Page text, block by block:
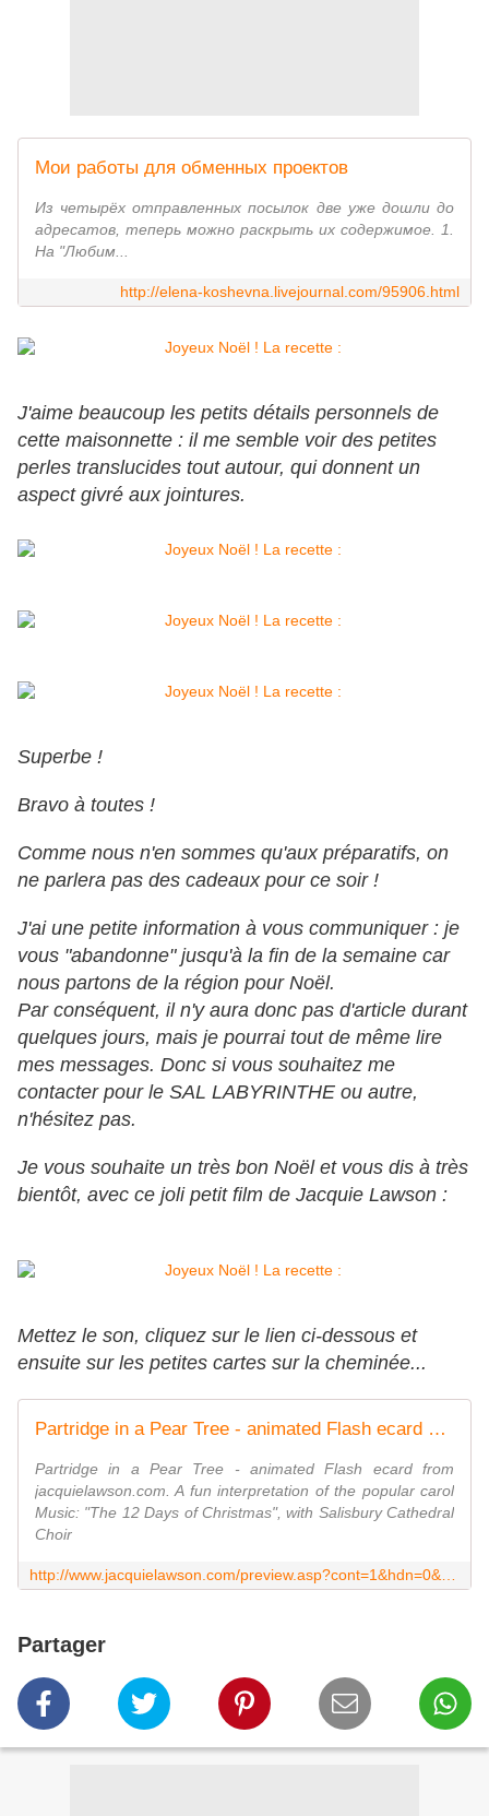
Мои работы для обменных проектов
Из четырёх отправленных посылок две уже дошли до
адресатов, теперь можно раскрыть их содержимое. 1.
На "Любим...
http://elena-koshevna.livejournal.com/95906.html
J'aime beaucoup les petits détails personnels de
cette maisonnette : il me semble voir des petites
perles translucides tout autour, qui donnent un
aspect givré aux jointures.
Superbe !
Bravo à toutes !
Comme nous n'en sommes qu'aux préparatifs, on
ne parlera pas des cadeaux pour ce soir !
J'ai une petite information à vous communiquer : je
vous "abandonne" jusqu'à la fin de la semaine car
nous partons de la région pour Noël.
Par conséquent, il n'y aura donc pas d'article durant
quelques jours, mais je pourrai tout de même lire
mes messages. Donc si vous souhaitez me
contacter pour le SAL LABYRINTHE ou autre,
n'hésitez pas.
Je vous souhaite un très bon Noël et vous dis à très
bientôt, avec ce joli petit film de Jacquie Lawson :
Mettez le son, cliquez sur le lien ci-dessous et
ensuite sur les petites cartes sur la cheminée...
Partridge in a Pear Tree - animated Flash ecard by Jacquie Lawson
Partridge in a Pear Tree - animated Flash ecard from
jacquielawson.com. A fun interpretation of the popular carol
Music: "The 12 Days of Christmas", with Salisbury Cathedral
Choir
Partager